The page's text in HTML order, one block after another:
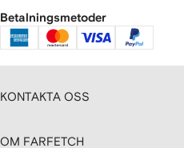
Betalningsmetoder
KONTAKTA OSS
OM FARFETCH